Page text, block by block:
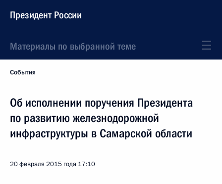
Президент России
Материалы по выбранной теме
События
Об исполнении поручения Президента
по развитию железнодорожной
инфраструктуры в Самарской области
20 февраля 2015 года 17:10